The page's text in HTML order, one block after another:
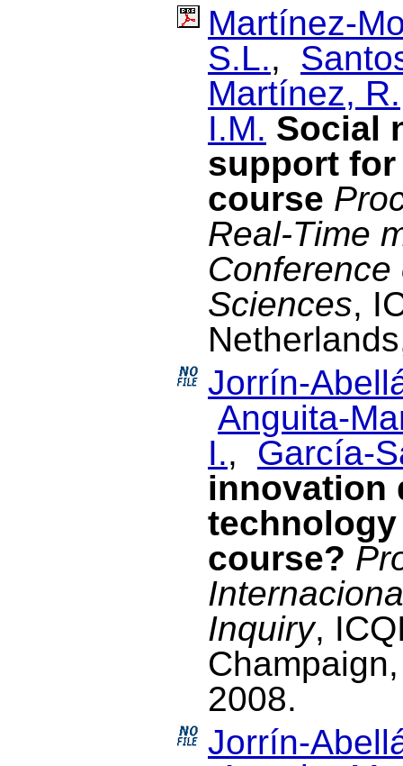
Martínez-
S.L.,
Martínez, R.
I.M. Social
support for
course
Real-Time
Sciences,
Jorrín-
Anguita-
I., García-
innovation
course?
Inquiry,
2008.
Jorrín-